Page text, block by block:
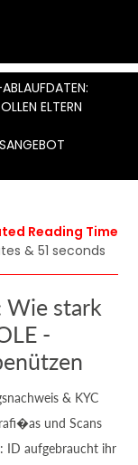
ELTERN
Reading Time
& 51 seconds
Wie stark
-
& KYC
und Scans
ID aufgebraucht ihr